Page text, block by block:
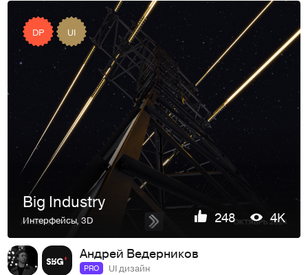
DP UI
Big Industry
Интерфейсы,3D 248 4K
Андрей Ведерников
PRO UI дизайн